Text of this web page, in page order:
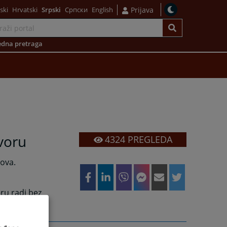
Hrvatski Srpski Српски English Prijava
pretraga
radi bez
4324PREGLEDA